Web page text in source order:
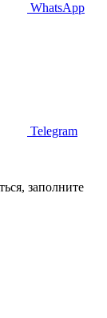
WhatsApp
Telegram
заполните